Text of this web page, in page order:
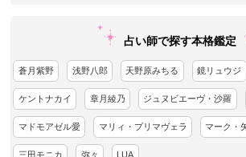
占い師で探す本格鑑定
蒼月紫野 浅野八郎 天野原みちる 鏡リュウジ
ケントナカイ 章月綾乃 ジュヌビエーヴ・沙羅
マドモアゼル愛 マリィ・プリマヴェラ マーク・
三田モニカ 弥々 LUA